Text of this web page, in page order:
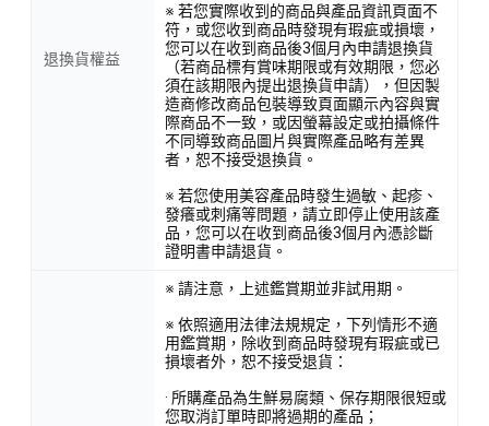
退換貨權益
※ 若您實際收到的商品與產品資訊頁面不
符，或您收到商品時發現有瑕疵或損壞，
您可以在收到商品後3個月內申請退換貨
（若商品標有賞味期限或有效期限，您必
須在該期限內提出退換貨申請），但因製
造商修改商品包裝導致頁面顯示內容與實
際商品不一致，或因螢幕設定或拍攝條件
不同導致商品圖片與實際產品略有差異
者，恕不接受退換貨。
※ 若您使用美容產品時發生過敏、起疹、
發癢或刺痛等問題，請立即停止使用該產
品，您可以在收到商品後3個月內憑診斷
證明書申請退貨。
※ 請注意，上述鑑賞期並非試用期。
※ 依照適用法律法規規定，下列情形不適
用鑑賞期，除收到商品時發現有瑕疵或已
損壞者外，恕不接受退貨：
· 所購產品為生鮮易腐類、保存期限很短或
您取消訂單時即將過期的產品；